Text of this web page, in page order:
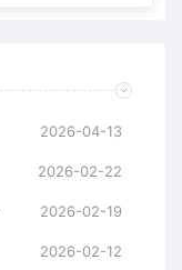
2026-04-13
2026-02-22
2026-02-19
2026-02-12